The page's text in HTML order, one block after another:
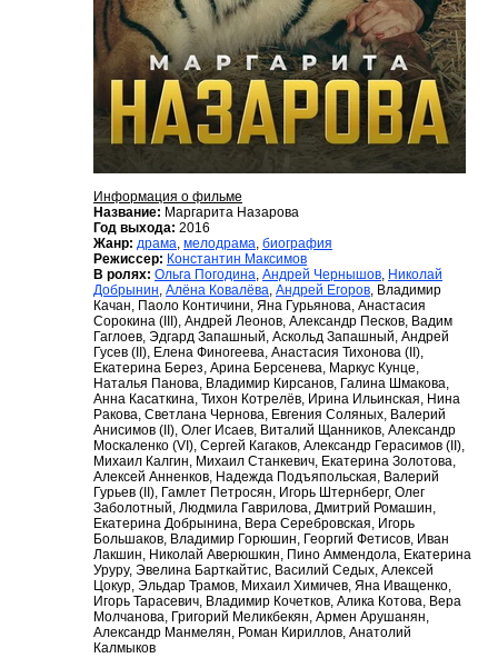
Информация о фильме
Название: Маргарита Назарова
Год выхода: 2016
Жанр: драма, мелодрама, биография
Режиссер: Константин Максимов
В ролях: Ольга Погодина, Андрей Чернышов, Николай
Добрынин, Алёна Ковалёва, Андрей Егоров, Владимир
Качан, Паоло Контичини, Яна Гурьянова, Анастасия
Сорокина (III), Андрей Леонов, Александр Песков, Вадим
Гаглоев, Эдгард Запашный, Аскольд Запашный, Андрей
Гусев (II), Елена Финогеева, Анастасия Тихонова (II),
Екатерина Берез, Арина Берсенева, Маркус Кунце,
Наталья Панова, Владимир Кирсанов, Галина Шмакова,
Анна Касаткина, Тихон Котрелёв, Ирина Ильинская, Нина
Ракова, Светлана Чернова, Евгения Соляных, Валерий
Анисимов (II), Олег Исаев, Виталий Щанников, Александр
Москаленко (VI), Сергей Кагаков, Александр Герасимов (II),
Михаил Калгин, Михаил Станкевич, Екатерина Золотова,
Алексей Анненков, Надежда Подъяпольская, Валерий
Гурьев (II), Гамлет Петросян, Игорь Штернберг, Олег
Заболотный, Людмила Гаврилова, Дмитрий Ромашин,
Екатерина Добрынина, Вера Серебровская, Игорь
Большаков, Владимир Горюшин, Георгий Фетисов, Иван
Лакшин, Николай Аверюшкин, Пино Аммендола, Екатерина
Уруру, Эвелина Барткайтис, Василий Седых, Алексей
Цокур, Эльдар Трамов, Михаил Химичев, Яна Иващенко,
Игорь Тарасевич, Владимир Кочетков, Алика Котова, Вера
Молчанова, Григорий Меликбекян, Армен Арушанян,
Александр Манмелян, Роман Кириллов, Анатолий
Калмыков